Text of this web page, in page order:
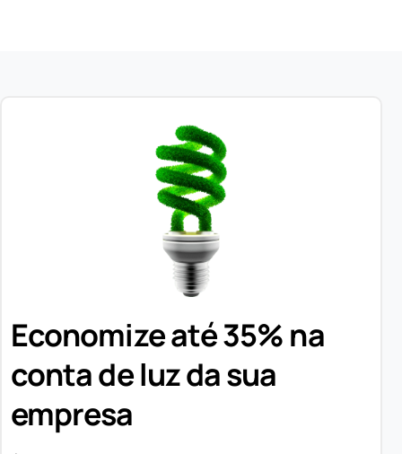
Economize até 35% na
conta de luz da sua
empresa